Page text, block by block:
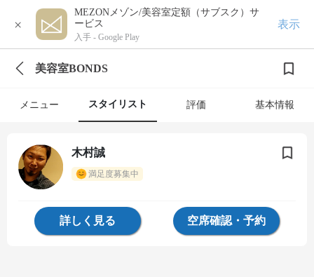
×
MEZONメゾン/美容室定額（サブスク）サ
ービス
入手 - Google Play
表示
美容室BONDS
メニュー スタイリスト 評価 基本情報
木村誠
満足度募集中
詳しく見る 空席確認・予約